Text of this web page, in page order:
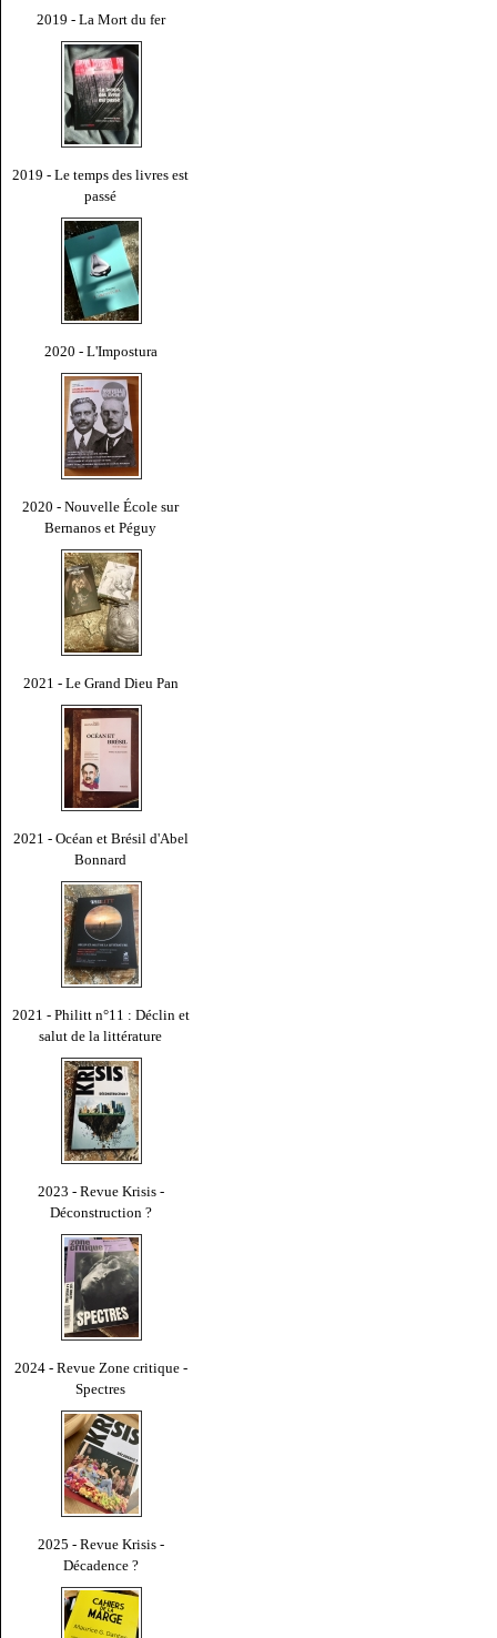
2019 - La Mort du fer
2019 - Le temps des livres est
passé
2020 - L'Impostura
2020 - Nouvelle École sur
Bernanos et Péguy
2021 - Le Grand Dieu Pan
2021 - Océan et Brésil d'Abel
Bonnard
2021 - Philitt n°11 : Déclin et
salut de la littérature
2023 - Revue Krisis -
Déconstruction ?
2024 - Revue Zone critique -
Spectres
2025 - Revue Krisis -
Décadence ?